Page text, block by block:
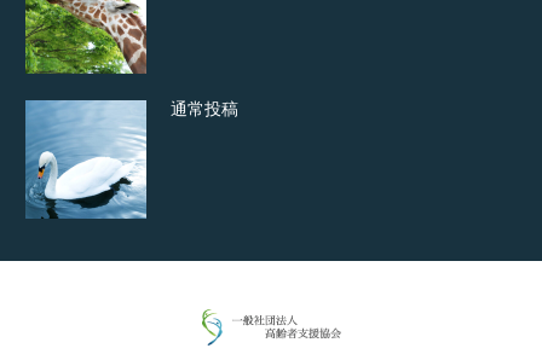
通常投稿
Hello world!